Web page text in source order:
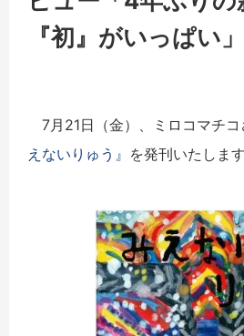
『初』がいっぱい
7月21日（金）、ミロコマチコ
えないりゅう』 を発刊いたします